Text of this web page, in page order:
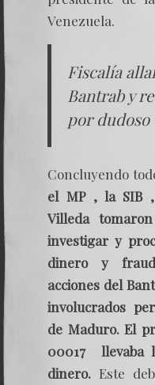
Venezuela.
Fiscalía
Bantrab y
por
Concluyendo
el MP , la SIB
Villeda
investigar y
dinero y
acciones del
involucrados
de Maduro. El
00017 llevaba
dinero. Este